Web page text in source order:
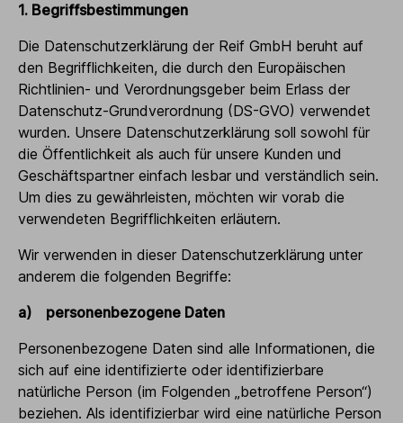
1. Begriffsbestimmungen
Die Datenschutzerklärung der Reif GmbH beruht auf
den Begrifflichkeiten, die durch den Europäischen
Richtlinien- und Verordnungsgeber beim Erlass der
Datenschutz-Grundverordnung (DS-GVO) verwendet
wurden. Unsere Datenschutzerklärung soll sowohl für
die Öffentlichkeit als auch für unsere Kunden und
Geschäftspartner einfach lesbar und verständlich sein.
Um dies zu gewährleisten, möchten wir vorab die
verwendeten Begrifflichkeiten erläutern.
Wir verwenden in dieser Datenschutzerklärung unter
anderem die folgenden Begriffe:
a) personenbezogene Daten
Personenbezogene Daten sind alle Informationen, die
sich auf eine identifizierte oder identifizierbare
natürliche Person (im Folgenden „betroffene Person“)
beziehen. Als identifizierbar wird eine natürliche Person